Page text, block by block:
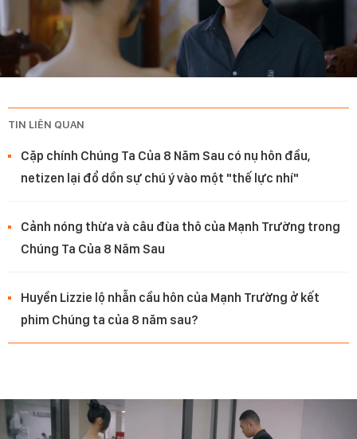
TIN LIÊN QUAN
Cặp chính Chúng Ta Của 8 Năm Sau có nụ hôn đầu,
netizen lại đổ dồn sự chú ý vào một "thế lực nhí"
Cảnh nóng thừa và câu đùa thô của Mạnh Trường trong
Chúng Ta Của 8 Năm Sau
Huyền Lizzie lộ nhẫn cầu hôn của Mạnh Trường ở kết
phim Chúng ta của 8 năm sau?